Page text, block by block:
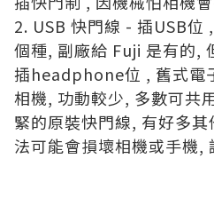
2. USB 快門線 - 插USB位
個種, 副廠給 Fuji 是有的,
插headphone位 , 舊式電
相機, 功動較少, 多數可共
緊的原裝快門線, 有好多
法可能會損壞相機或手機,